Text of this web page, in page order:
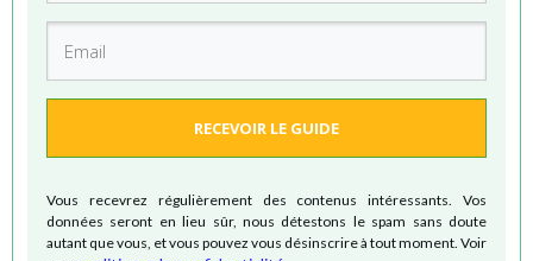
RECEVOIR LE GUIDE
Vous recevrez régulièrement des contenus intéressants. Vos
données seront en lieu sûr, nous détestons le spam sans doute
autant que vous, et vous pouvez vous désinscrire à tout moment. Voir